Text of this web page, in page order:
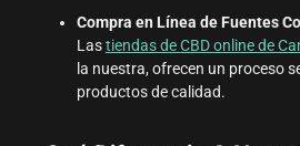
Compra en Línea de Fuentes
Lastiendas de CBD online de
la nuestra, ofrecen un proceso
productos de calidad.